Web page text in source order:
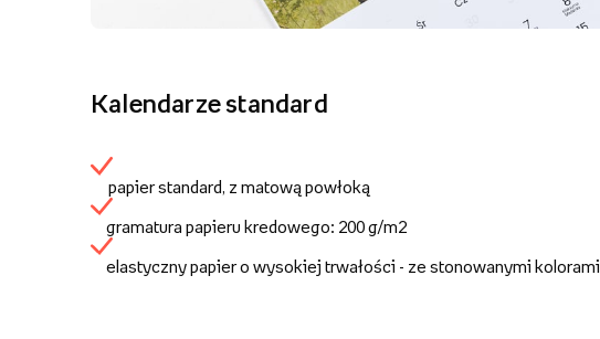
Kalendarze standard
papier standard, z matową powłoką
gramatura papieru kredowego: 200 g/m2
elastyczny papier o wysokiej trwałości - ze stonowanymi kolorami